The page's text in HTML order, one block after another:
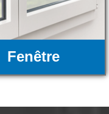
Fenêtre